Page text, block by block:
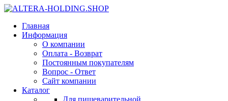
Главная
Информация
О компании
Оплата - Возврат
Постоянным покупателям
Вопрос - Ответ
Сайт компании
Каталог
Для пищеварительной